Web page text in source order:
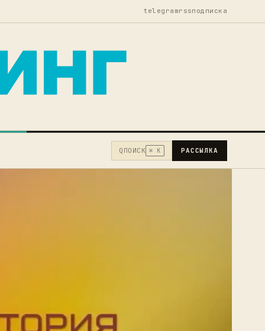
telegramrssподписка
Q ПОИСК ⌘ K РАССЫЛКА